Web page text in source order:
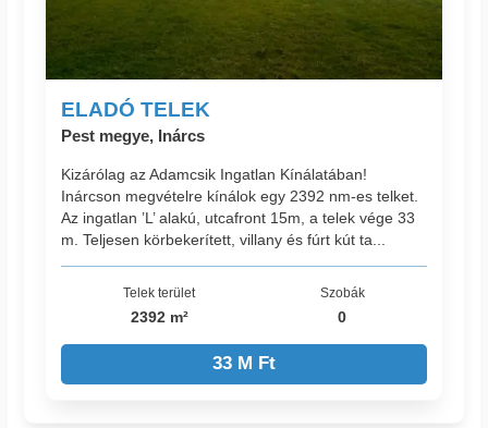
ELADÓ TELEK
Pest megye, Inárcs
Kizárólag az Adamcsik Ingatlan Kínálatában!
Inárcson megvételre kínálok egy 2392 nm-es telket.
Az ingatlan ’L’ alakú, utcafront 15m, a telek vége 33
m. Teljesen körbekerített, villany és fúrt kút ta...
Telek terület
2392 m²
Szobák
0
33 M Ft